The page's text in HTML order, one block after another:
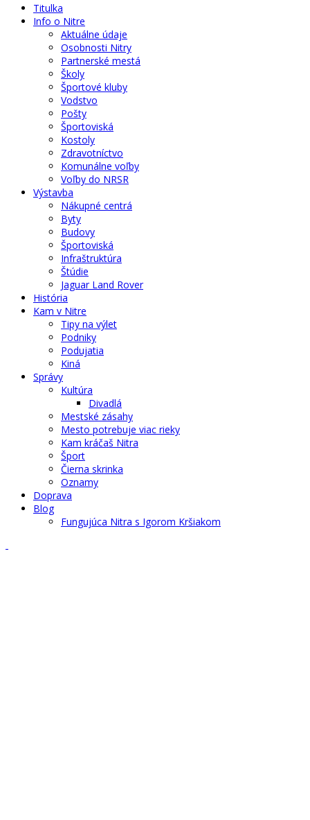
Titulka
Info o Nitre
Aktuálne údaje
Osobnosti Nitry
Partnerské mestá
Školy
Športové kluby
Vodstvo
Pošty
Športoviská
Kostoly
Zdravotníctvo
Komunálne voľby
Voľby do NRSR
Výstavba
Nákupné centrá
Byty
Budovy
Športoviská
Infraštruktúra
Štúdie
Jaguar Land Rover
História
Kam v Nitre
Tipy na výlet
Podniky
Podujatia
Kiná
Správy
Kultúra
Divadlá
Mestské zásahy
Mesto potrebuje viac rieky
Kam kráčaš Nitra
Šport
Čierna skrinka
Oznamy
Doprava
Blog
Fungujúca Nitra s Igorom Kršiakom